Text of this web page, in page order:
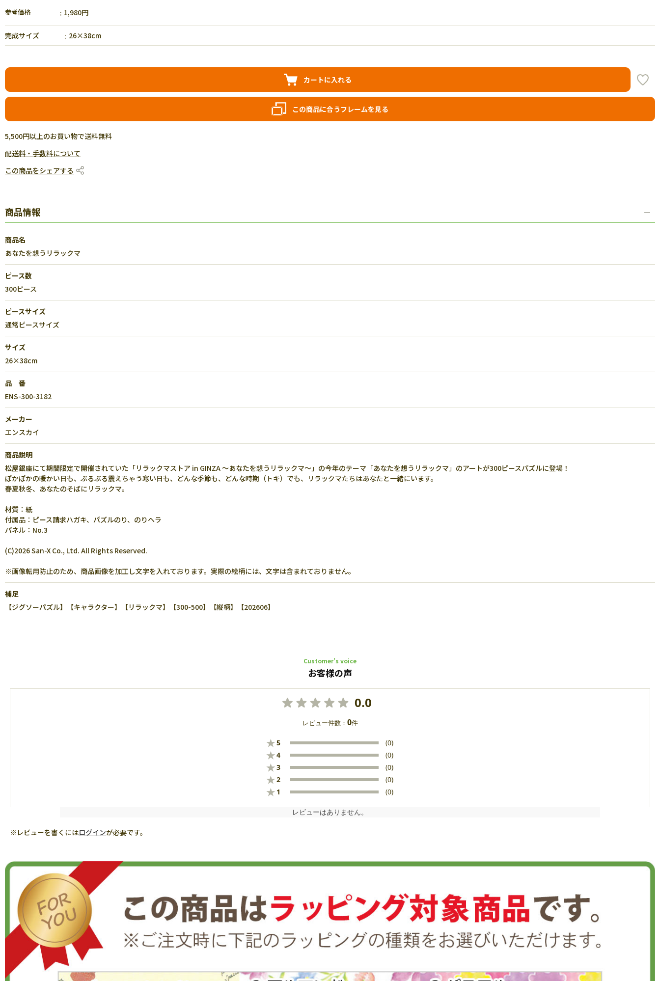
参考価格 1,980円
完成サイズ 26×38cm
カートに入れる
この商品に合うフレームを見る
5,500円以上のお買い物で送料無料
配送料・手数料について
この商品をシェアする
商品情報
商品名
あなたを想うリラックマ
ピース数
300ピース
ピースサイズ
通常ピースサイズ
サイズ
26×38cm
品 番
ENS-300-3182
メーカー
エンスカイ
商品説明
松屋銀座にて期間限定で開催されていた「リラックマストア in GINZA ～あなたを想うリラックマ～」の今年のテーマ「あなたを想うリラックマ」のアートが300ピースパズルに登場！
ぽかぽかの暖かい日も、ぶるぶる震えちゃう寒い日も、どんな季節も、どんな時期（トキ）でも、リラックマたちはあなたと一緒にいます。
春夏秋冬、あなたのそばにリラックマ。
材質：紙
付属品：ピース請求ハガキ、パズルのり、のりヘラ
パネル：No.3
(C)2026 San-X Co., Ltd. All Rights Reserved.
※画像転用防止のため、商品画像を加工し文字を入れております。実際の絵柄には、文字は含まれておりません。
補足
【ジグソーパズル】【キャラクター】【リラックマ】【300-500】【縦柄】【202606】
Customer’s voice
お客様の声
0.0
レビュー件数： 0件
★5 (0)
★4 (0)
★3 (0)
★2 (0)
★ 1 (0)
レビューはありません。
※レビューを書くにはログインが必要です。